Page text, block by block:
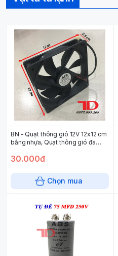
BN - Quạt thông gió 12V 12x12 cm
bằng nhựa, Quạt thông gió đa
cm, Quạt thông gió đa năng 12V
30.000đ
Chọn mua